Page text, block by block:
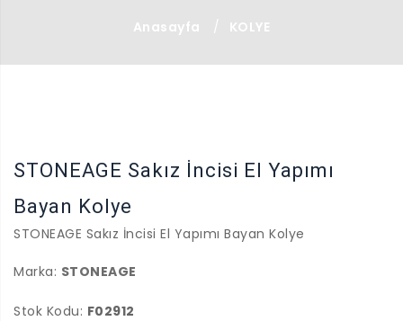
Anasayfa / KOLYE
STONEAGE Sakız İncisi El Yapımı
Bayan Kolye
STONEAGE Sakız İncisi El Yapımı Bayan Kolye
Marka: STONEAGE
Stok Kodu: F02912